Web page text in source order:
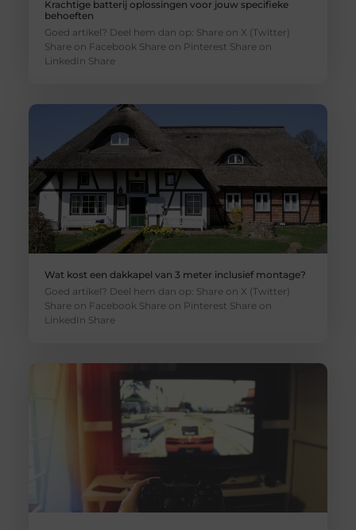
Krachtige batterij oplossingen voor jouw specifieke
behoeften
Goed artikel? Deel hem dan op: Share on X (Twitter)
Share on Facebook Share on Pinterest Share on
LinkedIn Share
Wat kost een dakkapel van 3 meter inclusief montage?
Goed artikel? Deel hem dan op: Share on X (Twitter)
Share on Facebook Share on Pinterest Share on
LinkedIn Share